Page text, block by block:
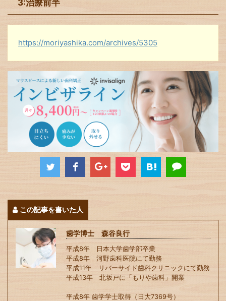
3:治療前半
https://moriyashika.com/archives/5305
この記事を書いた人
歯学博士 森谷良行
平成8年 日本大学歯学部卒業
平成8年 河野歯科医院にて勤務
平成11年 リバーサイド歯科クリニックにて勤務
平成13年 北坂戸に「もりや歯科」開業
平成8年 歯学学士取得（日大7369号）